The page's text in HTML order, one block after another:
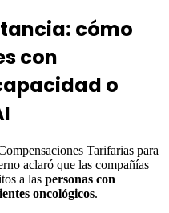
cómo
con
o
Tarifarias para
aclaró que las compañías
a las personas con
oncológicos.